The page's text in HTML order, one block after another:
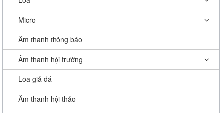
Micro
Âm thanh thông báo
Âm thanh hội trường
Loa giả đá
Âm thanh hội thảo